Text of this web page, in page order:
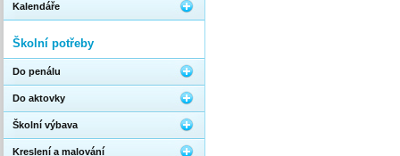
Kalendáře
Školní potřeby
Do penálu
Do aktovky
Školní výbava
Kreslení a malování